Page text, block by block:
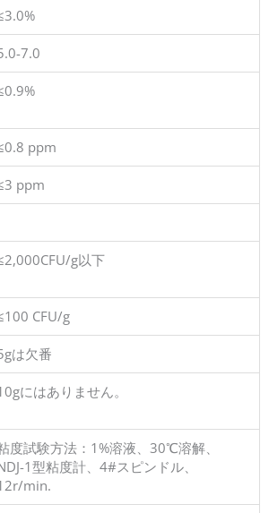
7.0
ppm
ppm
g以下
CFU/g
は欠番
にはありません。
度試験方法：1%溶液、30℃溶解、
1型粘度計、4#スピンドル、
min.